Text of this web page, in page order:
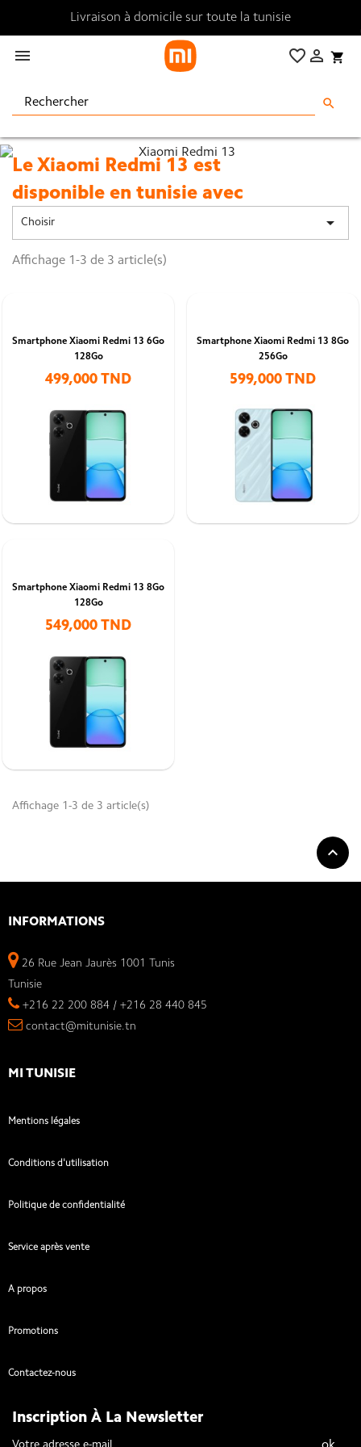
Livraison à domicile sur toute la tunisie
 shopping_cart

favorite_border
search
Le Xiaomi Redmi 13 est
disponible en tunisie avec
un meilleur prix
Découvrez sa fiche technique et profitez de
Choisir 
Affichage 1-3 de 3 article(s)
Smartphone Xiaomi Redmi 13 6Go
128Go
499,000 TND
Smartphone Xiaomi Redmi 13 8Go
256Go
599,000 TND
Smartphone Xiaomi Redmi 13 8Go
128Go
549,000 TND
Affichage 1-3 de 3 article(s)

INFORMATIONS
26 Rue Jean Jaurès 1001 Tunis
Tunisie
+216 22 200 884 / +216 28 440 845
contact@mitunisie.tn
MI TUNISIE
Mentions légales
Conditions d'utilisation
Politique de confidentialité
Service après vente
A propos
Promotions
Contactez-nous
Inscription À La Newsletter